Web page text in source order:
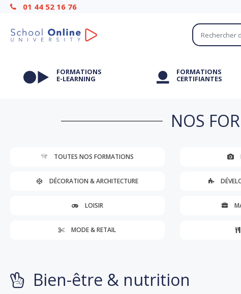
01 44 52 16 76
FORMATIONS
E-LEARNING
FORMATIONS
CERTIFIANTES
NOS
TOUTES NOS FORMATIONS
DÉCORATION & ARCHITECTURE
LOISIR
MODE & RETAIL
Bien-être & nutrition